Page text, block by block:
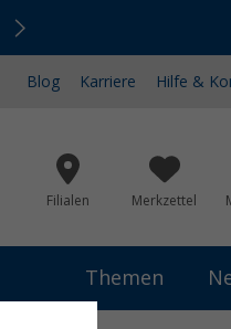
Blog Karriere Hilfe &
Filialen Merkzettel
Themen